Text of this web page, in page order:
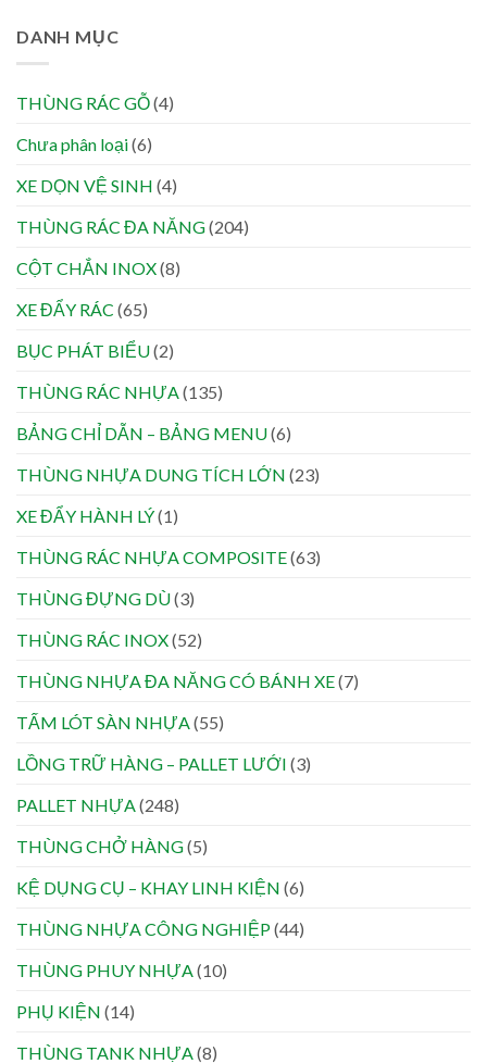
DANH MỤC
THÙNG RÁC GỖ(4)
Chưa phân loại(6)
XE DỌN VỆ SINH (4)
THÙNG RÁC ĐA NĂNG(204)
CỘT CHẮN INOX(8)
XE ĐẨY RÁC (65)
BỤC PHÁT BIỂU(2)
THÙNG RÁC NHỰA (135)
BẢNG CHỈ DẪN – BẢNG MENU(6)
THÙNG NHỰA DUNG TÍCH LỚN (23)
XE ĐẨY HÀNH LÝ(1)
THÙNG RÁC NHỰA COMPOSITE(63)
THÙNG ĐỰNG DÙ(3)
THÙNG RÁC INOX(52)
THÙNG NHỰA ĐA NĂNG CÓ BÁNH XE(7)
TẤM LÓT SÀN NHỰA (55)
LỒNG TRỮ HÀNG – PALLET LƯỚI (3)
PALLET NHỰA (248)
THÙNG CHỞ HÀNG(5)
KỆ DỤNG CỤ – KHAY LINH KIỆN (6)
THÙNG NHỰA CÔNG NGHIỆP(44)
THÙNG PHUY NHỰA (10)
PHỤ KIỆN (14)
THÙNG TANK NHỰA (8)